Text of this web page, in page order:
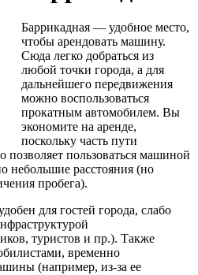
Баррикадная — удобное место,
чтобы арендовать машину.
Сюда легко добраться из
любой точки города, а для
дальнейшего передвижения
можно воспользоваться
прокатным автомобилем. Вы
экономите на аренде,
поскольку часть пути
позволяет пользоваться машиной
небольшие расстояния (но
пробега).
для гостей города, слабо
туристов и пр.). Также
временно
(например, из-за ее